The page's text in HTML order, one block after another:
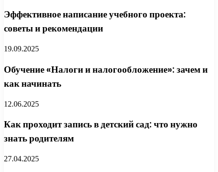
Эффективное написание учебного проекта:
советы и рекомендации
19.09.2025
Обучение «Налоги и налогообложение»: зачем и
как начинать
12.06.2025
Как проходит запись в детский сад: что нужно
знать родителям
27.04.2025